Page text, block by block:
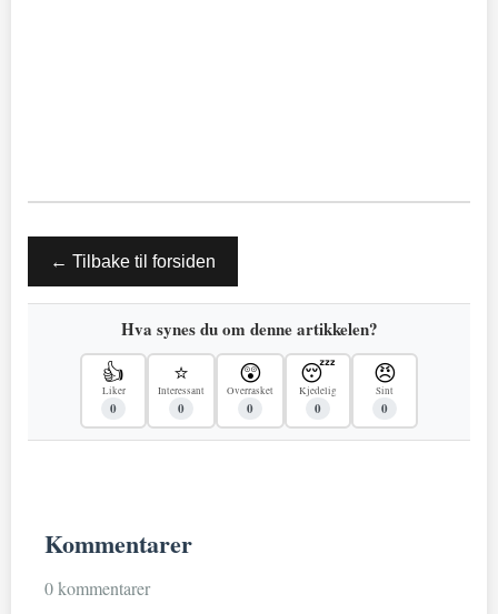
← Tilbake til forsiden
Hva synes du om denne artikkelen?
👍
Liker
0
⭐
Interessant
0
😲
Overrasket
0
😴
Kjedelig
0
😠
Sint
0
Kommentarer
0 kommentarer